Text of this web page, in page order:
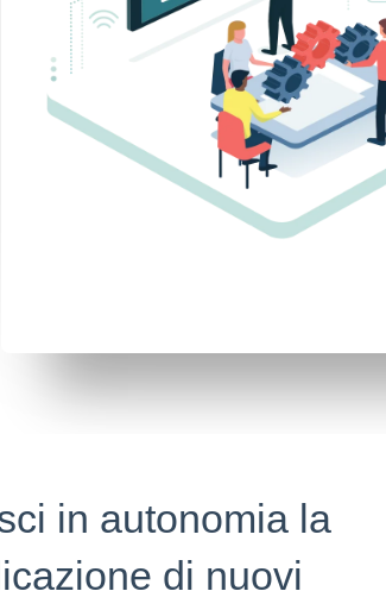
in autonomia la
di nuovi